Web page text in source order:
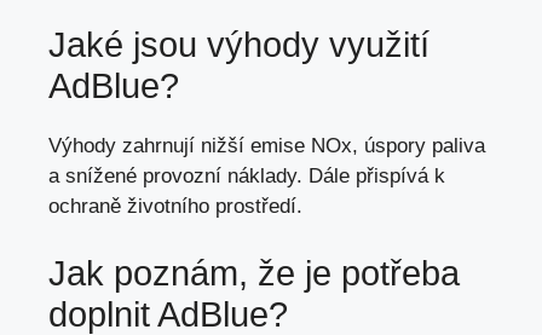
Jaké jsou výhody využití
AdBlue?
Výhody zahrnují nižší emise NOx, úspory paliva
a snížené provozní náklady. Dále přispívá k
ochraně životního prostředí.
Jak poznám, že je potřeba
doplnit AdBlue?